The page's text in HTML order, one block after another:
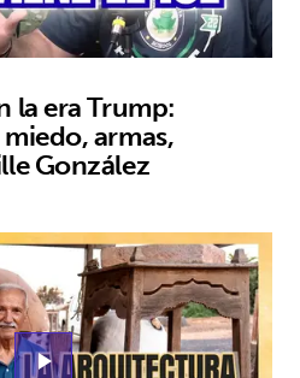
la era Trump:
armas,
González
play_arrow